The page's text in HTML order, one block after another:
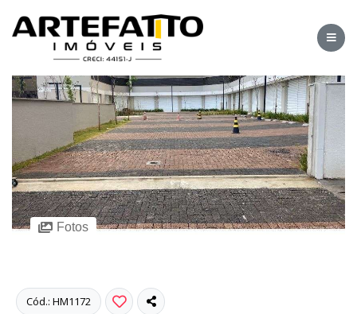
Fotos
Cód.: HM1172